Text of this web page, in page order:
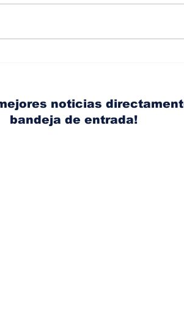
combustibles
noticias
bandeja de entrada!